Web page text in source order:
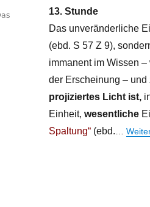
13. Stunde
Das unveränderliche
(ebd. S 57 Z 9),
immanent im Wissen
der Erscheinung – und
projiziertes Licht ist,
Einheit, wesentliche
Spaltung“(ebd.